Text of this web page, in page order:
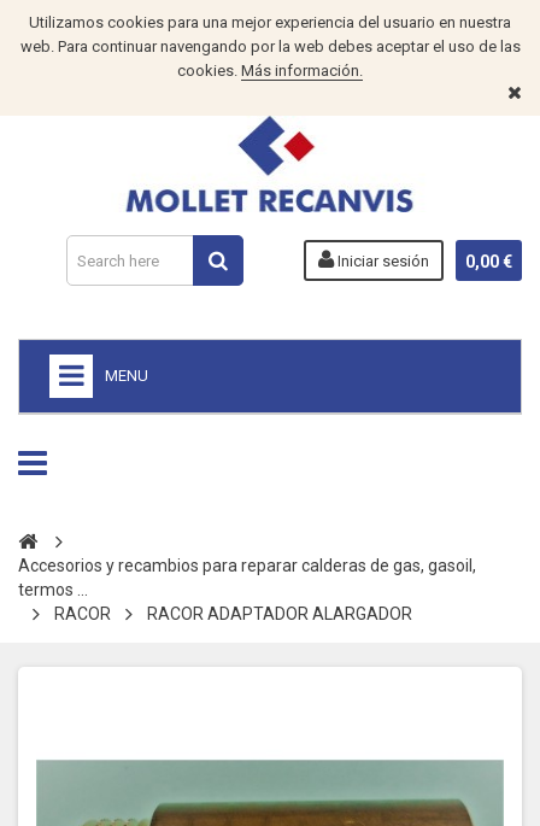
Utilizamos cookies para una mejor experiencia del usuario en nuestra
web. Para continuar navengando por la web debes aceptar el uso de las
cookies. Más información.
0,00 €
Iniciar sesión
MENU
Accesorios y recambios para reparar calderas de gas, gasoil,
termos ...
RACOR
RACOR ADAPTADOR ALARGADOR